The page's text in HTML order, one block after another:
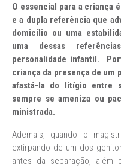
O essencial para a criança
e a dupla referência que
domicílio ou uma
uma dessas
personalidade infantil.
criança da presença de um
afastá-la do litígio entre
sempre se ameniza ou
ministrada.
Ademais, quando o
extirpando de um dos
antes da separação,